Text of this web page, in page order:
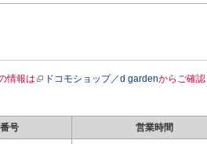
情報は ドコモショップ／d gardenからご確認
号 営業時間